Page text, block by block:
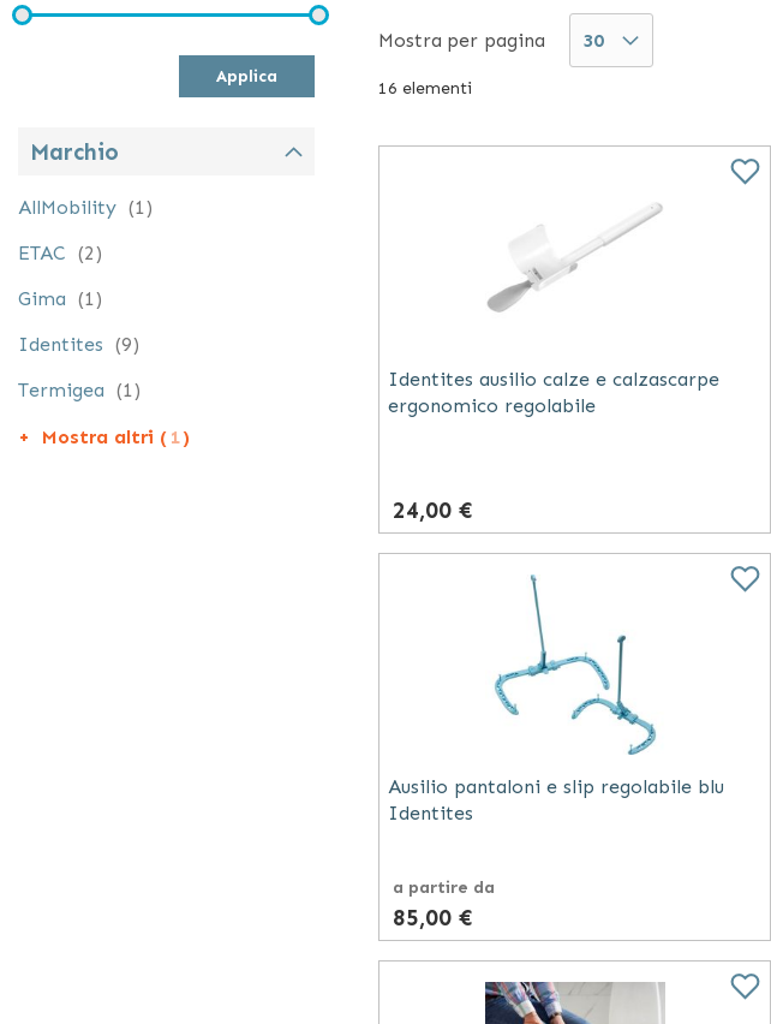
Attraverso un utilizzo pratico e sicuro,
rendendo più autonoma la gestione
16 elementi
Mostra per pagina
Identites ausilio calze e calzascarpe
ergonomico regolabile
24,00 €
Ausilio pantaloni e slip regolabile blu
Identites
a partire da
85,00 €
Applica
Marchio
AllMobility 1
elemento
ETAC 2
elementi
Gima 1
elemento
Identites 9
elementi
Termigea 1
elemento
Mostra altri ( 1)